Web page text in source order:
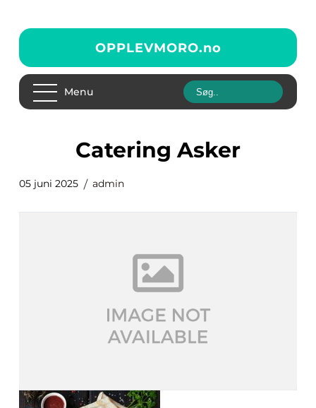
OPPLEVMORO.no
Menu
Catering Asker
05 juni 2025 admin